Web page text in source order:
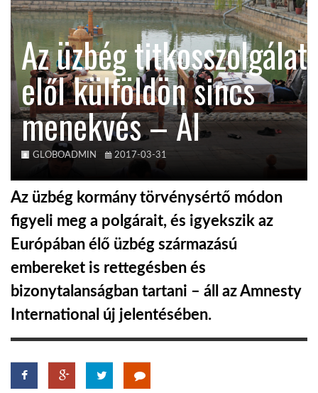
TROPICALMAGAZIN
GLOBOTV
AFRIKA TUDÁSTÁR
A NAP SZÉPE
LINKTR.EE
GLOBOZSARU
DOBRAVERO.HU
LATIMO.HU
GLOBOBOOK
Az üzbég titkosszolgálat
elől külföldön sincs
menekvés – AI
GLOBOADMIN 2017-03-31
Az üzbég kormány törvénysértő módon
figyeli meg a polgárait, és igyekszik az
Európában élő üzbég származású
embereket is rettegésben és
bizonytalanságban tartani – áll az Amnesty
International új jelentésében.